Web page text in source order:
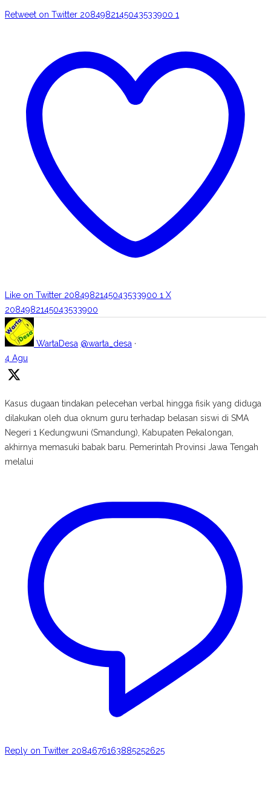
Retweet on Twitter 2084982145043533900 1
Like on Twitter 2084982145043533900 1 X
2084982145043533900
WartaDesa @warta_desa ·
4 Agu
Kasus dugaan tindakan pelecehan verbal hingga fisik yang diduga
dilakukan oleh dua oknum guru terhadap belasan siswi di SMA
Negeri 1 Kedungwuni (Smandung), Kabupaten Pekalongan,
akhirnya memasuki babak baru. Pemerintah Provinsi Jawa Tengah
melalui
Reply on Twitter 2084676163885252625